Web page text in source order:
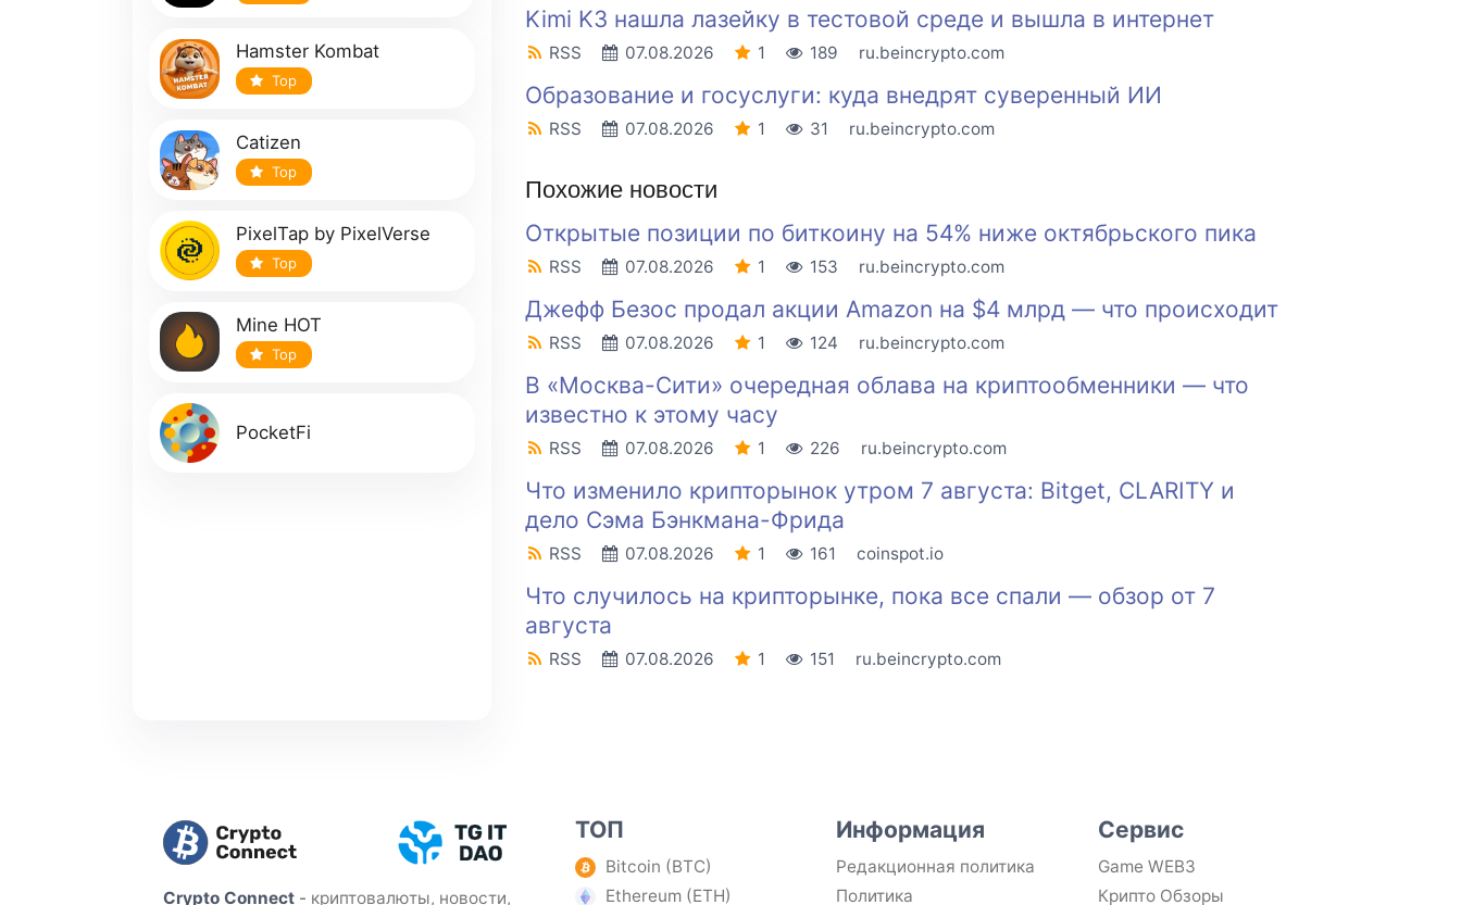
Hamster Kombat
Top
Catizen
Top
PixelTap by PixelVerse
Top
Mine HOT
Top
PocketFi
Kimi K3 нашла лазейку в тестовой среде и вышла в интернет
RSS 07.08.2026 1 189 ru.beincrypto.com
Образование и госуслуги: куда внедрят суверенный ИИ
RSS 07.08.2026 1 31 ru.beincrypto.com
Похожие новости
Открытые позиции по биткоину на 54% ниже октябрьского пика
RSS 07.08.2026 1 153 ru.beincrypto.com
Джефф Безос продал акции Amazon на $4 млрд — что происходит
RSS 07.08.2026 1 124 ru.beincrypto.com
В «Москва-Сити» очередная облава на криптообменники — что
известно к этому часу
RSS 07.08.2026 1 226 ru.beincrypto.com
Что изменило крипторынок утром 7 августа: Bitget, CLARITY и
дело Сэма Бэнкмана-Фрида
RSS 07.08.2026 1 161 coinspot.io
Что случилось на крипторынке, пока все спали — обзор от 7
августа
RSS 07.08.2026 1 151 ru.beincrypto.com
Crypto Connect - криптовалюты, новости,
ТОП
Bitcoin (BTC)
Ethereum (ETH)
Информация
Редакционная политика
Политика
Сервис
Game WEB3
Крипто Обзоры